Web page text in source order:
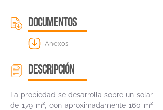
DOCUMENTOS
Anexos
descripción
La propiedad se desarrolla sobre un solar
de 179 m², con aproximadamente 160 m²